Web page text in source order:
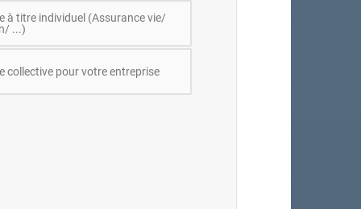
à titre individuel (Assurance vie/
...)
collective pour votre entreprise